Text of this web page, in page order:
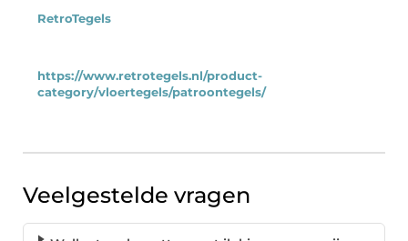
RetroTegels
https://www.retrotegels.nl/product-
category/vloertegels/patroontegels/
Veelgestelde vragen